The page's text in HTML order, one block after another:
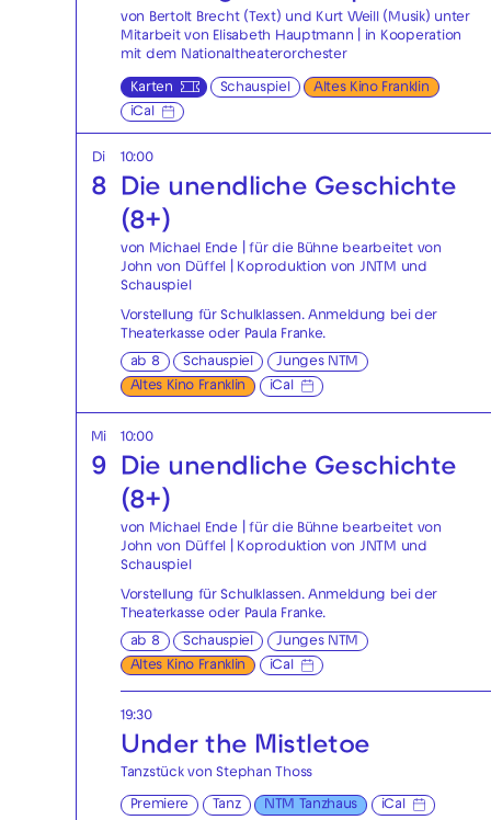
von Bertolt Brecht (Text) und Kurt Weill (Musik) unter
Mitarbeit von Elisabeth Hauptmann | in Kooperation
mit dem Nationaltheaterorchester
Karten Schauspiel
Altes Kino Franklin
iCal
Di
8
10:00
Die unendliche Geschichte
(8+)
von Michael Ende | für die Bühne bearbeitet von
John von Düffel | Koproduktion von JNTM und
Schauspiel
Vorstellung für Schulklassen. Anmeldung bei der
Theaterkasseoder Paula Franke.
ab 8 Schauspiel
Junges NTM
Altes Kino Franklin
iCal
Mi
9
10:00
Die unendliche Geschichte
(8+)
von Michael Ende | für die Bühne bearbeitet von
John von Düffel | Koproduktion von JNTM und
Schauspiel
Vorstellung für Schulklassen. Anmeldung bei der
Theaterkasseoder Paula Franke.
ab 8 Schauspiel
Junges NTM
Altes Kino Franklin
iCal
19:30
Under the Mistletoe
Tanzstück von Stephan Thoss
Premiere Tanz NTM Tanzhaus iCal